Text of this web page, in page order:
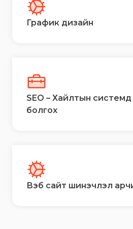
График дизайн
SEO – Хайлтын
болгох
Вэб сайт шинэчлэл